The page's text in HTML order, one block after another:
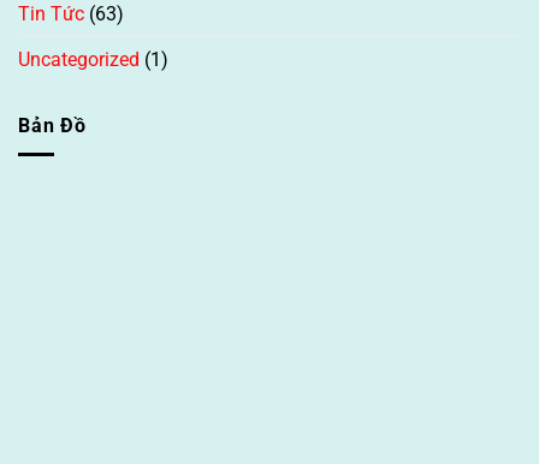
Tin Tức (63)
Uncategorized (1)
Bản Đồ